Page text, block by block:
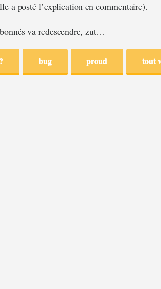
a posté l’explication en commentaire).
va redescendre, zut…
bug proud tout